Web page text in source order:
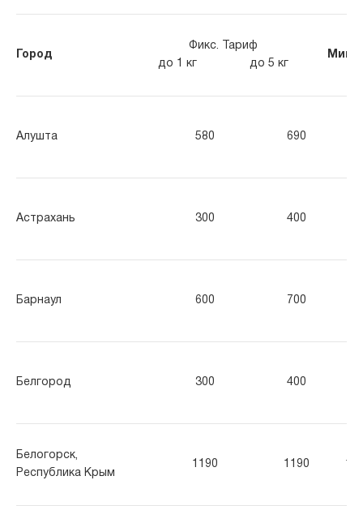
Город
Фикс. Тариф
до 1 кг
до 5 кг
Мин.
Алушта 580 690
Астрахань 300 400
Барнаул 600 700
Белгород 300 400
Белогорск,
Республика Крым
1190 1190